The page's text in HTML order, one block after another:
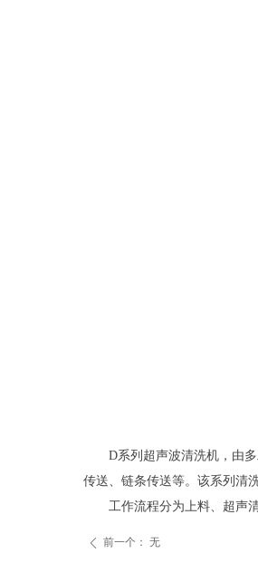
ꄴ 前一个： 无
D系列超声波清洗机，由
传送、链条传送等。该系列清
工作流程分为上料、超声